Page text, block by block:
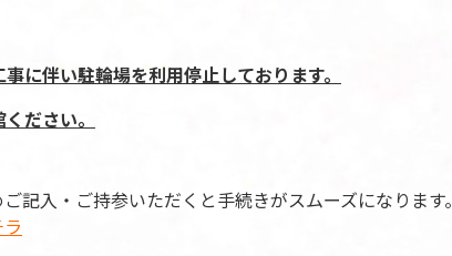
に伴い駐輪場を利用停止しております。
ださい。
記入・ご持参いただくと手続きがスムーズになります。